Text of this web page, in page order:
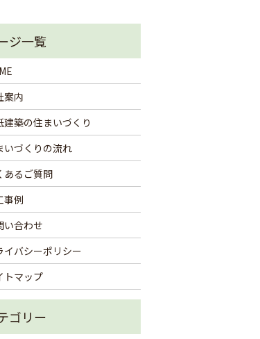
案内
建築の住まいづくり
いづくりの流れ
あるご質問
事例
い合わせ
イバシーポリシー
トマップ